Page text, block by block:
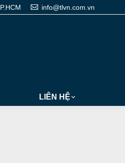
info@tlvn.com.vn
LIÊN HỆ